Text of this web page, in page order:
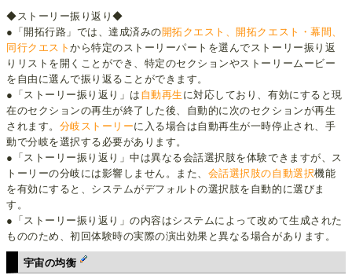
◆ストーリー振り返り◆
●「開拓行路」では、達成済みの開拓クエスト、開拓クエスト・幕間、
同行クエストから特定のストーリーパートを選んでストーリー振り返
りリストを開くことができ、特定のセクションやストーリームービー
を自由に選んで振り返ることができます。
●「ストーリー振り返り」は 自動再生 に対応しており、有効にすると現
在のセクションの再生が終了した後、自動的に次のセクションが再生
されます。 分岐ストーリーに入る場合は自動再生が一時停止され、手
動で分岐を選択する必要があります。
●「ストーリー振り返り」中は異なる会話選択肢を体験できますが、ス
トーリーの分岐には影響しません。また、 会話選択肢の自動選択機能
を有効にすると、システムがデフォルトの選択肢を自動的に選びま
す。
●「ストーリー振り返り」の内容はシステムによって改めて生成された
もののため、初回体験時の実際の演出効果と異なる場合があります。
宇宙の均衡